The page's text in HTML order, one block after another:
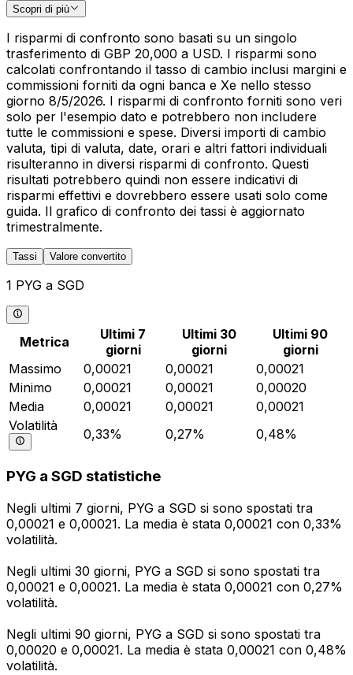
Scopri di più
I risparmi di confronto sono basati su un singolo
trasferimento di GBP 20,000 a USD. I risparmi sono
calcolati confrontando il tasso di cambio inclusi margini e
commissioni forniti da ogni banca e Xe nello stesso
giorno 8/5/2026. I risparmi di confronto forniti sono veri
solo per l'esempio dato e potrebbero non includere
tutte le commissioni e spese. Diversi importi di cambio
valuta, tipi di valuta, date, orari e altri fattori individuali
risulteranno in diversi risparmi di confronto. Questi
risultati potrebbero quindi non essere indicativi di
risparmi effettivi e dovrebbero essere usati solo come
guida. Il grafico di confronto dei tassi è aggiornato
trimestralmente.
Tassi Valore convertito
1 PYG a SGD
Metrica
Ultimi 7
giorni
Ultimi 30
giorni
Ultimi 90
giorni
Massimo
0,00021 0,00021
0,00021
Minimo
0,00021 0,00021
0,00020
Media
0,00021 0,00021
0,00021
Volatilità
0,33% 0,27% 0,48%
PYG a SGD statistiche
Negli ultimi 7 giorni, PYG a SGD si sono spostati tra
0,00021 e 0,00021. La media è stata 0,00021 con 0,33%
volatilità.
Negli ultimi 30 giorni, PYG a SGD si sono spostati tra
0,00021 e 0,00021. La media è stata 0,00021 con 0,27%
volatilità.
Negli ultimi 90 giorni, PYG a SGD si sono spostati tra
0,00020 e 0,00021. La media è stata 0,00021 con 0,48%
volatilità.